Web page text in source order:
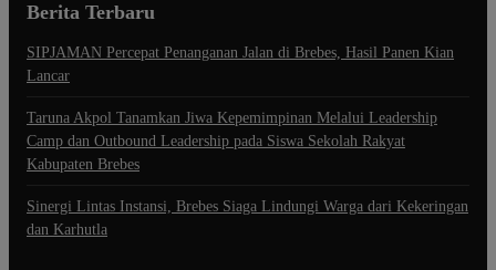
Berita Terbaru
SIPJAMAN Percepat Penanganan Jalan di Brebes, Hasil Panen Kian
Lancar
Taruna Akpol Tanamkan Jiwa Kepemimpinan Melalui Leadership
Camp dan Outbound Leadership pada Siswa Sekolah Rakyat
Kabupaten Brebes
Sinergi Lintas Instansi, Brebes Siaga Lindungi Warga dari Kekeringan
dan Karhutla